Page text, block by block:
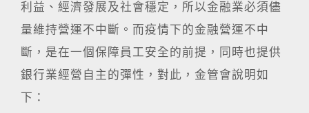
利益、經濟發展及社會穩定，所以金融業必須儘
量維持營運不中斷。而疫情下的金融營運不中
斷，是在一個保障員工安全的前提，同時也提供
銀行業經營自主的彈性，對此，金管會說明如
下：